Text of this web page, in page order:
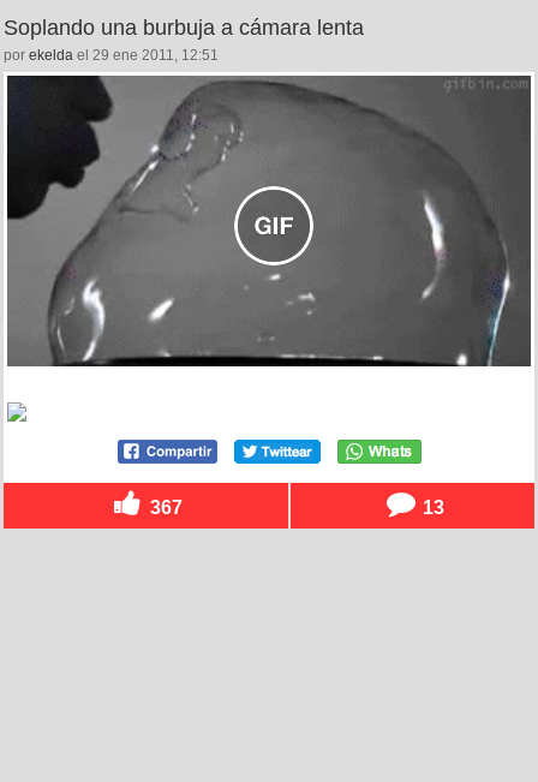
Soplando una burbuja a cámara lenta
por ekelda el 29 ene 2011, 12:51
367 13